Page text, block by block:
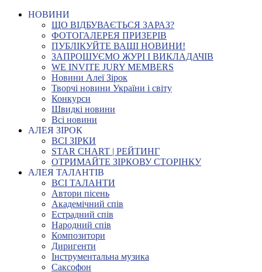
НОВИНИ
ЩО ВІДБУВАЄТЬСЯ ЗАРАЗ?
ФОТОГАЛЕРЕЯ ПРИЗЕРІВ
ПУБЛІКУЙТЕ ВАШІ НОВИНИ!
ЗАПРОШУЄМО ЖУРІ І ВИКЛАДАЧІВ
WE INVITE JURY MEMBERS
Новини Алеї Зірок
Творчі новини України і світу
Конкурси
Швидкі новини
Всі новини
АЛЕЯ ЗІРОК
ВСІ ЗІРКИ
STAR CHART | РЕЙТИНГ
ОТРИМАЙТЕ ЗІРКОВУ СТОРІНКУ
АЛЕЯ ТАЛАНТІВ
ВСІ ТАЛАНТИ
Автори пісень
Академічний спів
Естрадний спів
Народний спів
Композитори
Диригенти
Інструментальна музика
Саксофон